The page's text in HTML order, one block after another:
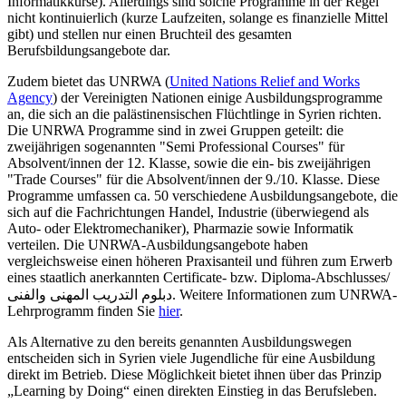
nicht kontinuierlich (kurze Laufzeiten, solange es finanzielle Mittel
gibt) und stellen nur einen Bruchteil des gesamten
Berufsbildungsangebote dar.
Zudem bietet das UNRWA (United Nations Relief and Works
Agency) der Vereinigten Nationen einige Ausbildungsprogramme
an, die sich an die palästinensischen Flüchtlinge in Syrien richten.
Die UNRWA Programme sind in zwei Gruppen geteilt: die
zweijährigen sogenannten "Semi Professional Courses" für
Absolvent/innen der 12. Klasse, sowie die ein- bis zweijährigen
"Trade Courses" für die Absolvent/innen der 9./10. Klasse. Diese
Programme umfassen ca. 50 verschiedene Ausbildungsangebote, die
sich auf die Fachrichtungen Handel, Industrie (überwiegend als
Auto- oder Elektromechaniker), Pharmazie sowie Informatik
verteilen. Die UNRWA-Ausbildungsangebote haben
vergleichsweise einen höheren Praxisanteil und führen zum Erwerb
eines staatlich anerkannten Certificate- bzw. Diploma-Abschlusses/
دبلوم التدريب المهنى والفنى. Weitere Informationen zum UNRWA-
Lehrprogramm finden Sie hier.
Als Alternative zu den bereits genannten Ausbildungswegen
entscheiden sich in Syrien viele Jugendliche für eine Ausbildung
direkt im Betrieb. Diese Möglichkeit bietet ihnen über das Prinzip
„Learning by Doing“ einen direkten Einstieg in das Berufsleben.